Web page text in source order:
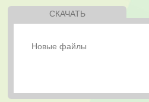
СКАЧАТЬ
Новые файлы